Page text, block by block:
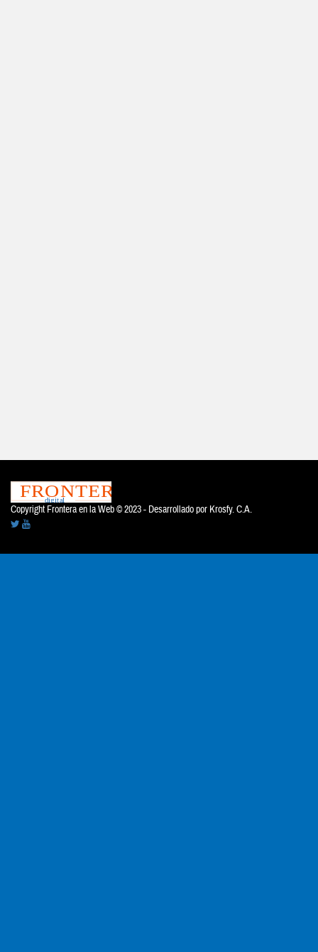
Copyright Frontera en la Web © 2023 - Desarrollado por Krosfy. C.A.